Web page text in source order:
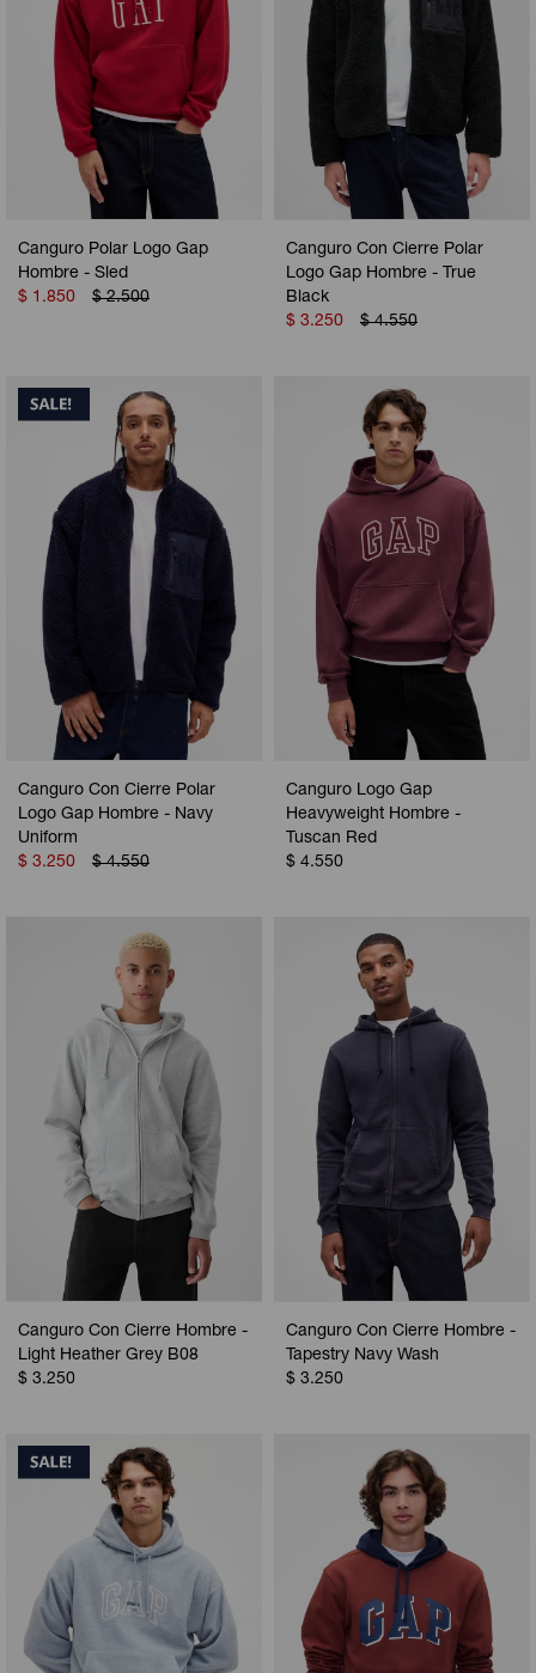
Canguro Polar Logo Gap
Hombre - Sled
$ 1.850 $ 2.500
Canguro Con Cierre Polar
Logo Gap Hombre - True
Black
$ 3.250 $ 4.550
Canguro Con Cierre Polar
Logo Gap Hombre - Navy
Uniform
$ 3.250 $ 4.550
Canguro Logo Gap
Heavyweight Hombre -
Tuscan Red
$ 4.550
Canguro Con Cierre Hombre -
Light Heather Grey B08
$ 3.250
Canguro Con Cierre Hombre -
Tapestry Navy Wash
$ 3.250